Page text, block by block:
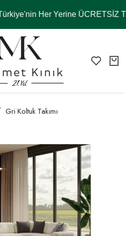
Her Yerine ÜCRETSİZ
Gri Koltuk Takımı